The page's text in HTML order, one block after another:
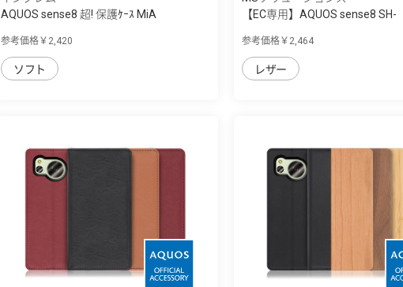
AQUOS sense8 超! 保護ｹｰｽ MiA
参考価格￥2,420
ソフト
【EC専用】AQUOS sense8 SH-
参考価格￥2,464
レザー